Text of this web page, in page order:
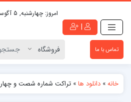
امروز: چهارشنبه, 5 آگوست 2026
|
تماس با ما
خانه» دانلود ها» تراکت شماره شصت و چهار